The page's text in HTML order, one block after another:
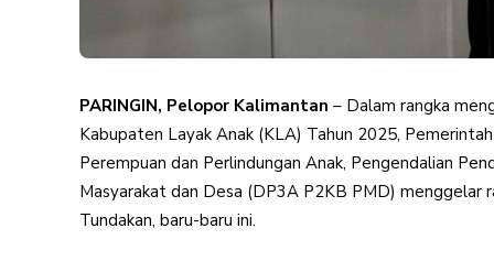
PARINGIN, Pelopor Kalimantan – Dalam rangka
Kabupaten Layak Anak (KLA) Tahun 2025,
Perempuan dan Perlindungan Anak, Pengendalian
Masyarakat dan Desa (DP3A P2KB PMD)
Tundakan, baru-baru ini.